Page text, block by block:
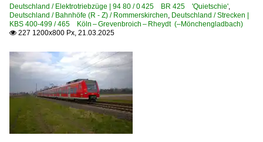
Deutschland / Elektrotriebzüge | 94 80 / 0 425 BR 425 'Quietschie'
Deutschland / Bahnhöfe (R - Z) / Rommerskirchen Deutschland / Strecken |
KBS 400-499 / 465 Köln – Grevenbroich – Rheydt (–Mönchengladbach)
 227 1200x800 Px, 21.03.2025